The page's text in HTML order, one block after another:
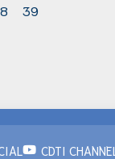
39
CDTI CHANNEL